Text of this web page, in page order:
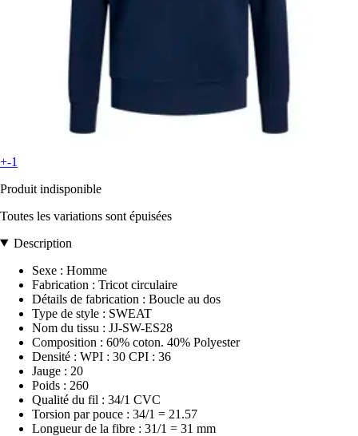
+-1
Produit indisponible
Toutes les variations sont épuisées
Description
Sexe : Homme
Fabrication : Tricot circulaire
Détails de fabrication : Boucle au dos
Type de style : SWEAT
Nom du tissu : JJ-SW-ES28
Composition : 60% coton. 40% Polyester
Densité : WPI : 30 CPI : 36
Jauge : 20
Poids : 260
Qualité du fil : 34/1 CVC
Torsion par pouce : 34/1 = 21.57
Longueur de la fibre : 31/1 = 31 mm